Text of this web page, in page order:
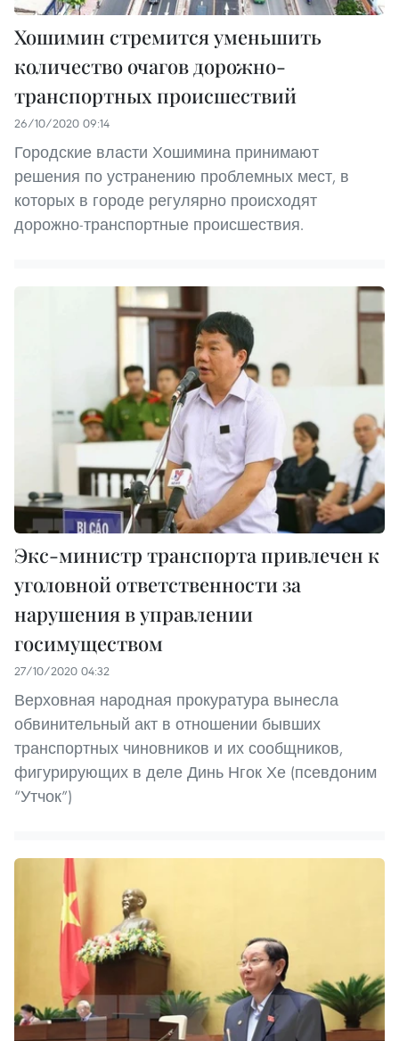
Хошимин стремится уменьшить
количество очагов дорожно-
транспортных происшествий
26/10/2020 09:14
Городские власти Хошимина принимают
решения по устранению проблемных мест, в
которых в городе регулярно происходят
дорожно-транспортные происшествия.
Экс-министр транспорта привлечен к
уголовной ответственности за
нарушения в управлении
госимуществом
27/10/2020 04:32
Верховная народная прокуратура вынесла
обвинительный акт в отношении бывших
транспортных чиновников и их сообщников,
фигурирующих в деле Динь Нгок Хе (псевдоним
“Утчок”)